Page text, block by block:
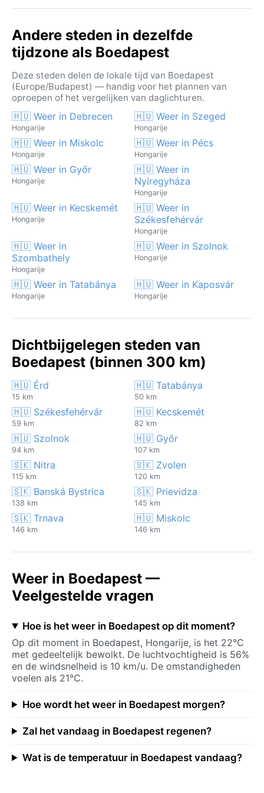
Andere steden in dezelfde
tijdzone als Boedapest
Deze steden delen de lokale tijd van Boedapest
(Europe/Budapest) — handig voor het plannen van
oproepen of het vergelijken van daglichturen.
🇭🇺 Weer in Debrecen
Hongarije
🇭🇺 Weer in Szeged
Hongarije
🇭🇺 Weer in Miskolc
Hongarije
🇭🇺 Weer in Pécs
Hongarije
🇭🇺 Weer in Győr
Hongarije
🇭🇺 Weer in
Nyíregyháza
Hongarije
🇭🇺 Weer in Kecskemét
Hongarije
🇭🇺 Weer in
Székesfehérvár
Hongarije
🇭🇺 Weer in
Szombathely
Hongarije
🇭🇺 Weer in Szolnok
Hongarije
🇭🇺 Weer in Tatabánya
Hongarije
🇭🇺 Weer in Kaposvár
Hongarije
Dichtbijgelegen steden van
Boedapest (binnen 300 km)
🇭🇺 Érd
15 km
🇭🇺 Tatabánya
50 km
🇭🇺 Székesfehérvár
59 km
🇭🇺 Kecskemét
82 km
🇭🇺 Szolnok
94 km
🇭🇺 Győr
107 km
🇸🇰 Nitra
115 km
🇸🇰 Zvolen
120 km
🇸🇰 Banská Bystrica
138 km
🇸🇰 Prievidza
145 km
🇸🇰 Trnava
146 km
🇭🇺 Miskolc
146 km
Weer in Boedapest —
Veelgestelde vragen
Hoe is het weer in Boedapest op dit moment?
Op dit moment in Boedapest, Hongarije, is het 22°C
met gedeeltelijk bewolkt. De luchtvochtigheid is 56%
en de windsnelheid is 10 km/u. De omstandigheden
voelen als 21°C.
Hoe wordt het weer in Boedapest morgen?
Zal het vandaag in Boedapest regenen?
Wat is de temperatuur in Boedapest vandaag?